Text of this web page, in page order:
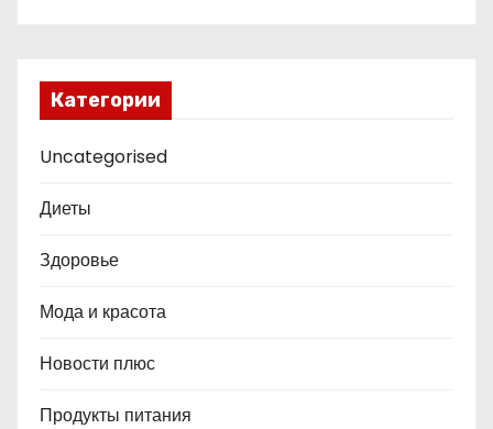
Категории
Uncategorised
Диеты
Здоровье
Мода и красота
Новости плюс
Продукты питания